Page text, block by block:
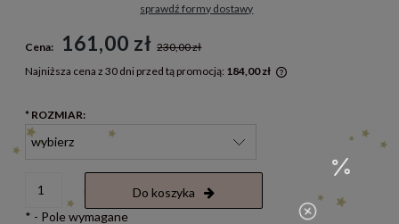
Cena nie zawiera ewentualnych kosztów płatności
sprawdź formy dostawy
Cena: 161,00 zł 230,00 zł
Najniższa cena z 30 dni przed tą promocją: 184,00 zł
* ROZMIAR:
Do koszyka
* - Pole wymagane